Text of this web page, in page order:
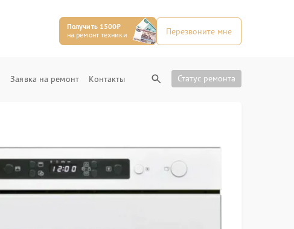
Получить 1500₽
на ремонт техники
Перезвоните мне
Заявка на ремонт Контакты Статус ремонта